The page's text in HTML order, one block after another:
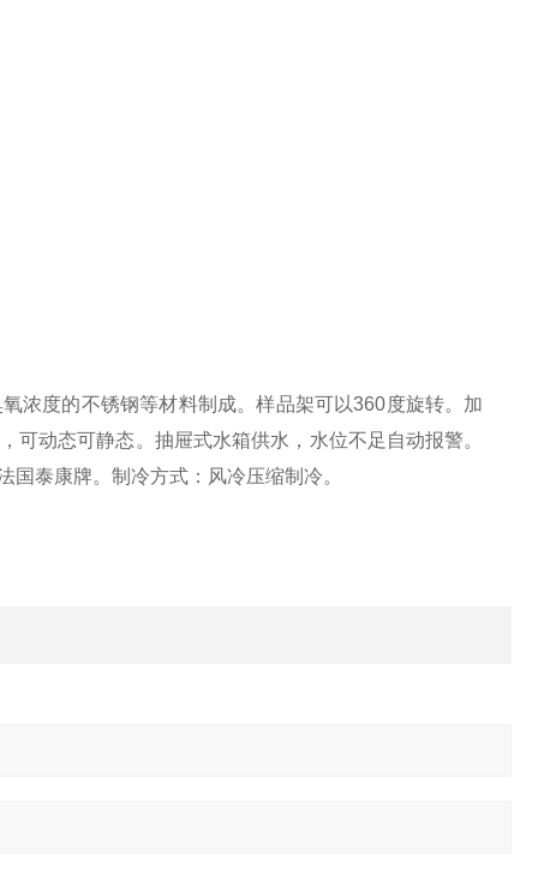
浓度的不锈钢等材料制成。样品架可以360度旋转。加
动态可静态。抽屉式水箱供水，水位不足自动报警。
泰康牌。制冷方式：风冷压缩制冷。